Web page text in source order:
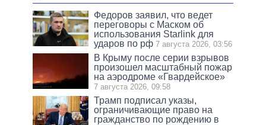
Федоров заявил, что ведет
переговоры с Маском об
использования Starlink для
ударов по рф 7 августа 2026, 03:56
В Крыму после серии взрывов
произошел масштабный пожар
на аэродроме «Гвардейское»
7 августа 2026, 09:58
Трамп подписал указы,
ограничивающие право на
гражданство по рождению в